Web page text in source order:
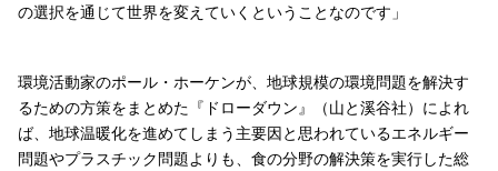
の選択を通じて世界を変えていくということなのです」
環境活動家のポール・ホーケンが、地球規模の環境問題を解決す
るための方策をまとめた『ドローダウン』（山と溪谷社）によれ
ば、地球温暖化を進めてしまう主要因と思われているエネルギー
問題やプラスチック問題よりも、食の分野の解決策を実行した総